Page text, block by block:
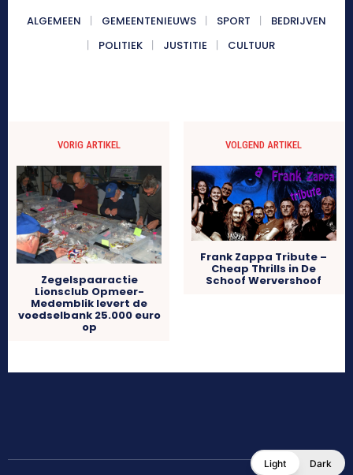
ALGEMEEN GEMEENTENIEUWS SPORT
BEDRIJVEN
POLITIEK
JUSTITIE CULTUUR
VORIG ARTIKEL
Zegelspaaractie
Lionsclub Opmeer-
Medemblik levert de
voedselbank 25.000 euro
op
VOLGEND ARTIKEL
Frank Zappa Tribute –
Cheap Thrills in De
Schoof Wervershoof
Light Dark